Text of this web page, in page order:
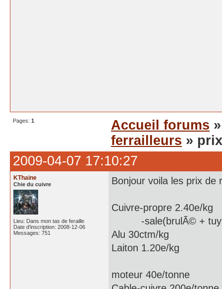
Pages: 1 Accueil forums
ferrailleurs »
2009-04-07 17:10:27
KThaine
Chie du cuivre
Lieu: Dans mon tas de feraille
Date d'inscription: 2008-12-06
Messages: 751
Bonjour voila les prix de
Cuivre-propre 2.40e/kg
-sale(brulÃ© +
Alu 30ctm/kg
Laiton 1.20e/kg
moteur 40e/tonne